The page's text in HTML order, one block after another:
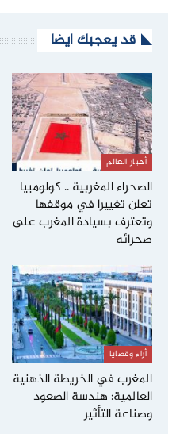
قد يعجبك ايضا
أخبار العالم
الصحراء المغربية .. كولومبيا
تعلن تغييرا في موقفها
وتعترف بسيادة المغرب على
صحرائه
أراء وقضايا
المغرب في الخريطة الذهنية
العالمية: هندسة الصعود
وصناعة التأثير